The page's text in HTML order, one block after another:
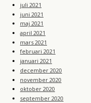
juli 2021
juni 2021
maj 2021
april 2021
mars 2021
februari 2021
januari 2021
december 2020
november 2020
oktober 2020
september 2020